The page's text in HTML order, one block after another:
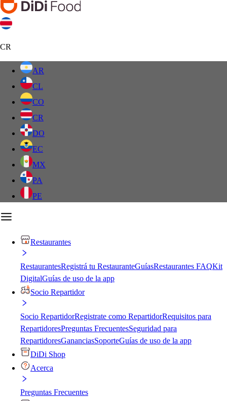
CR
AR
CL
CO
CR
DO
EC
MX
PA
PE
Restaurantes
RestaurantesRegistrá tu RestauranteGuíasRestaurantes FAQKit
DigitalGuías de uso de la app
Socio Repartidor
Socio RepartidorRegistrate como RepartidorRequisitos para
RepartidoresPreguntas FrecuentesSeguridad para
RepartidoresGananciasSoporteGuías de uso de la app
DiDi Shop
Acerca
Preguntas Frecuentes